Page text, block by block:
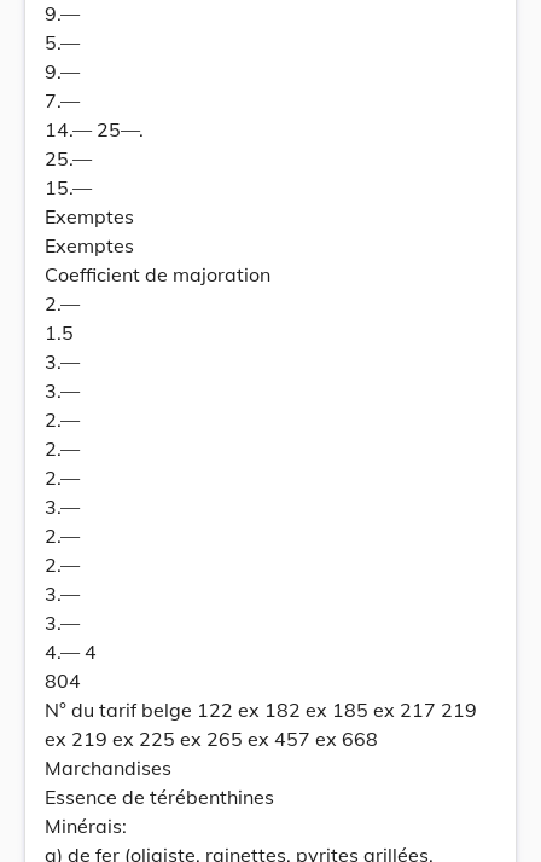
9.—
5.—
9.—
7.—
14.— 25—.
25.—
15.—
Exemptes
Exemptes
Coefficient de majoration
2.—
1.5
3.—
3.—
2.—
2.—
2.—
3.—
2.—
2.—
3.—
3.—
4.— 4
804
N° du tarif belge 122 ex 182 ex 185 ex 217 219
ex 219 ex 225 ex 265 ex 457 ex 668
Marchandises
Essence de térébenthines
Minérais:
q) de fer (oligiste, rainettes, pyrites grillées,